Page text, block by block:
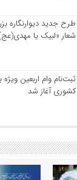
طرح جدید دیوارنگاره
شعار «لبیک یا
ثبت‌نام وام اربعین
کشوری آغاز شد